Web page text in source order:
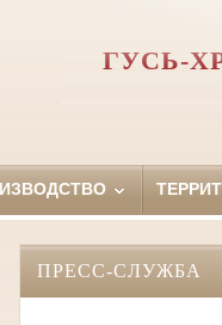
ГУСЬ-
ПРЕСС-СЛУЖБА